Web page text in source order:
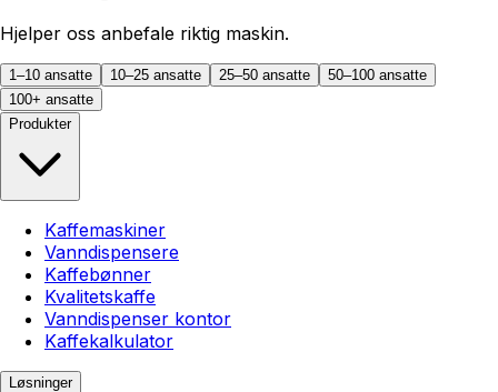
Hjelper oss anbefale riktig maskin.
1–10 ansatte 10–25 ansatte 25–50 ansatte
50–100 ansatte
100+ ansatte
Produkter
Kaffemaskiner
Vanndispensere
Kaffebønner
Kvalitetskaffe
Vanndispenser kontor
Kaffekalkulator
Løsninger